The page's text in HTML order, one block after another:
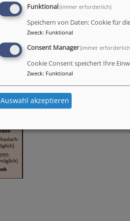
Funktional(immer erforderlich)
Speichern von Daten: Cookie für
Zweck: Funktional
Consent Manager(immer
Cookie Consent speichert Ihre
Zweck: Funktional
Auswahl akzeptieren